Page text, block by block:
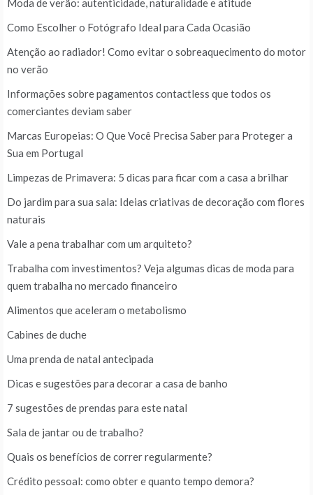
Moda de verão: autenticidade, naturalidade e atitude
Como Escolher o Fotógrafo Ideal para Cada Ocasião
Atenção ao radiador! Como evitar o sobreaquecimento do motor
no verão
Informações sobre pagamentos contactless que todos os
comerciantes deviam saber
Marcas Europeias: O Que Você Precisa Saber para Proteger a
Sua em Portugal
Limpezas de Primavera: 5 dicas para ficar com a casa a brilhar
Do jardim para sua sala: Ideias criativas de decoração com flores
naturais
Vale a pena trabalhar com um arquiteto?
Trabalha com investimentos? Veja algumas dicas de moda para
quem trabalha no mercado financeiro
Alimentos que aceleram o metabolismo
Cabines de duche
Uma prenda de natal antecipada
Dicas e sugestões para decorar a casa de banho
7 sugestões de prendas para este natal
Sala de jantar ou de trabalho?
Quais os benefícios de correr regularmente?
Crédito pessoal: como obter e quanto tempo demora?